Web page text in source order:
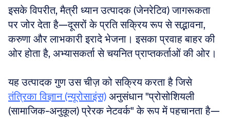
इसके विपरीत, मैत्री ध्यान उत्पादक (जेनरेटिव) जागरूकता
पर जोर देता है—दूसरों के प्रति सक्रिय रूप से सद्भावना,
करुणा और लाभकारी इरादे भेजना। इसका प्रवाह बाहर की
ओर होता है, अभ्यासकर्ता से चयनित प्राप्तकर्ताओं की ओर।
यह उत्पादक गुण उस चीज़ को सक्रिय करता है जिसे
तंत्रिका विज्ञान (न्यूरोसाइंस) अनुसंधान "प्रोसोशियली
(सामाजिक-अनुकूल) प्रेरक नेटवर्क" के रूप में पहचानता है—